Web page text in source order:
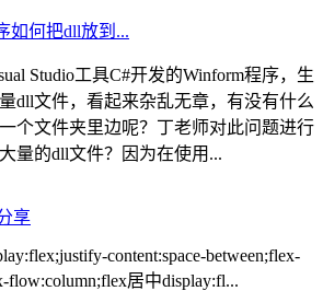
如何把dll放到...
Studio工具C#开发的Winform程序，生
dll文件，看起来杂乱无章，有没有什么
个文件夹里边呢？丁老师对此问题进行
量的dll文件？因为在使用...
享
content:space-between;flex-
flow:column;flex居中display:fl...